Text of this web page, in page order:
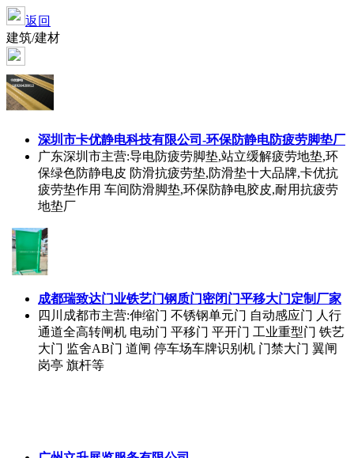
返回
建筑/建材
深圳市卡优静电科技有限公司-环保防静电防疲劳脚垫厂
广东深圳市主营:导电防疲劳脚垫,站立缓解疲劳地垫,环
保绿色防静电皮 防滑抗疲劳垫,防滑垫十大品牌,卡优抗
疲劳垫作用 车间防滑脚垫,环保防静电胶皮,耐用抗疲劳
地垫厂
成都瑞致达门业铁艺门钢质门密闭门平移大门定制厂家
四川成都市主营:伸缩门 不锈钢单元门 自动感应门 人行
通道全高转闸机 电动门 平移门 平开门 工业重型门 铁艺
大门 监舍AB门 道闸 停车场车牌识别机 门禁大门 翼闸
岗亭 旗杆等